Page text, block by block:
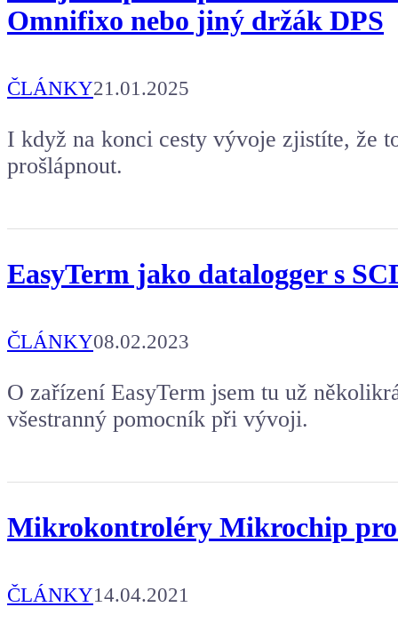
Aby mohl napsat další článek.
Omnifixo nebo jiný držák DPS
ČLÁNKY21.01.2025
I když na konci cesty vývoje zjistíte, že
prošlápnout.
EasyTerm jako datalogger s
ČLÁNKY08.02.2023
O zařízení EasyTerm jsem tu už
všestranný pomocník při vývoji.
Mikrokontroléry Mikrochip
ČLÁNKY14.04.2021